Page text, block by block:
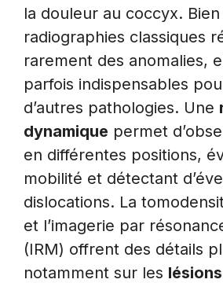
la douleur au coccyx.
radiographies classiques
rarement des anomalies,
parfois indispensables
d’autres pathologies. Une
dynamique permet
en différentes positions,
mobilité et détectant
dislocations. La
et l’imagerie par
(IRM) offrent des détails
notamment sur les